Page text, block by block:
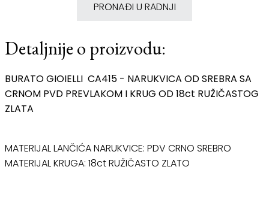
PRONAĐI U RADNJI
Detaljnije o proizvodu:
BURATO GIOIELLI CA415 - NARUKVICA OD SREBRA SA
CRNOM PVD PREVLAKOM I KRUG OD 18ct RUŽIČASTOG
ZLATA
MATERIJAL LANČIĆA NARUKVICE: PDV CRNO SREBRO
MATERIJAL KRUGA: 18ct RUŽIČASTO ZLATO